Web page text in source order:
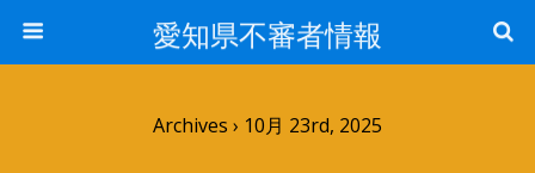
愛知県不審者情報
Archives › 10月 23rd, 2025